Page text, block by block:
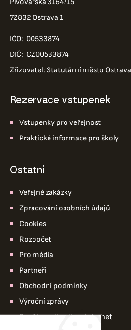
Pivovarská 3164/15
72832 Ostrava 1
IČO: 00533874
DIČ: CZ00533874
Zřizovatel: Statutární město Ostrava
Rezervace vstupenek
Vstupenky pro veřejnost
Praktické informace pro školy
ostatní
Veřejné zakázky
Zpracování osobních údajů
Cookies
Rozpočet
Pro média
Partneři
Obchodní podmínky
Výroční zprávy
Pro členy divadla – intranet